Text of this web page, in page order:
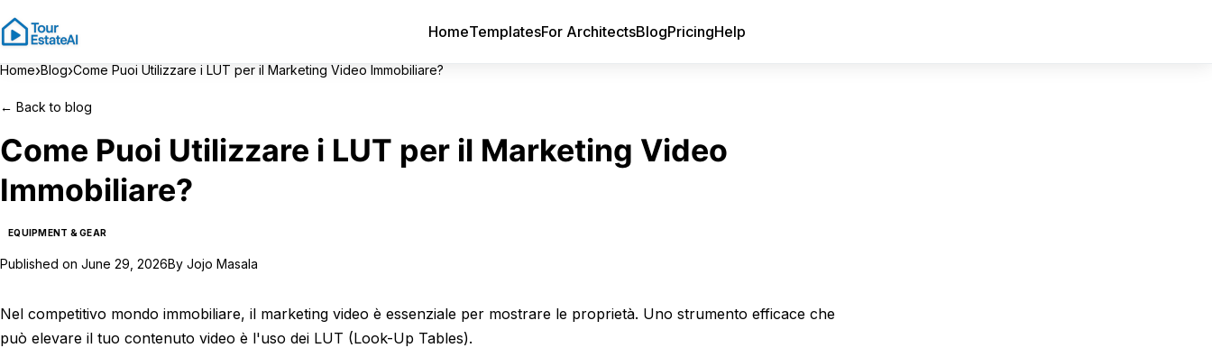
HomeTemplatesFor ArchitectsBlogPricingHelp
Home›Blog›Come Puoi Utilizzare i LUT per il Marketing Video Immobiliare?
← Back to blog
Come Puoi Utilizzare i LUT per il Marketing Video
Immobiliare?
EQUIPMENT & GEAR
Published on June 29, 2026By Jojo Masala
Nel competitivo mondo immobiliare, il marketing video è essenziale per mostrare le proprietà. Uno strumento efficace che
può elevare il tuo contenuto video è l'uso dei LUT (Look-Up Tables).